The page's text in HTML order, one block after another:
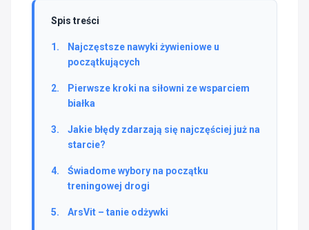
Spis treści
Najczęstsze nawyki żywieniowe u
początkujących
Pierwsze kroki na siłowni ze wsparciem
białka
Jakie błędy zdarzają się najczęściej już na
starcie?
Świadome wybory na początku
treningowej drogi
ArsVit – tanie odżywki